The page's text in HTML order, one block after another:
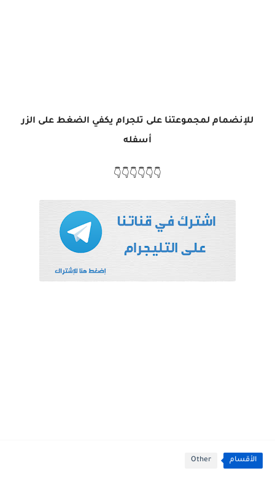
للإنضمام لمجموعتنا على تلجرام يكفي الضغط على الزر
أسفله
👇👇👇👇👇👇
الأقسام Other